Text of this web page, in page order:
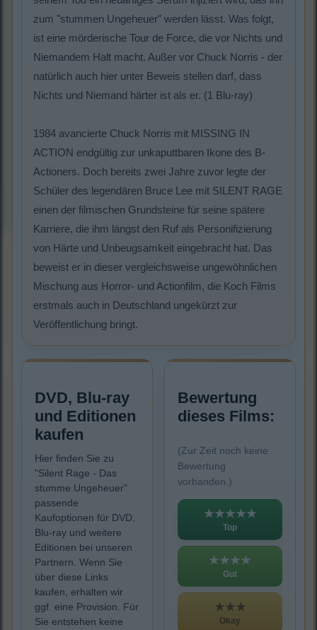
zum "stummen Ungeheuer" werden lässt. Was folgt,
ist eine mörderische Tour de Force, die vor Nichts und
Niemandem Halt macht. Außer vor Chuck Norris - der
natürlich auch hier unter Beweis stellen darf, dass
Nichts und Niemand härter ist als er. (1 Blu-ray)
1984 avancierte Chuck Norris mit MISSING IN
ACTION endgültig zur unkaputtbaren Ikone des B-
Actioners. Doch bereits zwei Jahre zuvor legte der
Schüler des legendären Bruce Lee mit SILENT RAGE
einen der filmischen Grundsteine für seine spätere
Karriere, die ihm längst den Ruf als Personifizierung
von Härte und Unbeugsamkeit eingebracht hat. Das
beweist er in dieser vergleichsweise ungewöhnlichen
Mischung aus Horror- und Actionfilm, die Koch Films
erstmals auch in Deutschland ungekürzt zur
Veröffentlichung bringt.
DVD, Blu-ray
und Editionen
kaufen
Hier finden Sie zu
"Silent Rage - Das
stumme Ungeheuer"
passende
Kaufoptionen für DVD,
Blu-ray und weitere
Editionen bei unseren
Partnern. Wenn Sie
über diese Links
kaufen, erhalten wir
ggf. eine Provision. Für
Sie entstehen keine
Bewertung
dieses Films:
(Zur Zeit noch keine
Bewertung
vorhanden.)
★★★★★
Top
★★★★
Gut
★★★
Okay